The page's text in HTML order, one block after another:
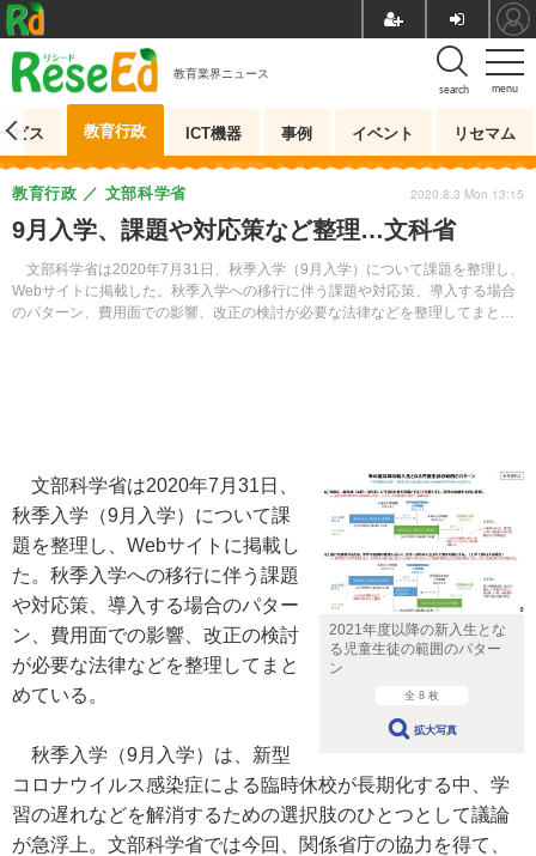
menu
search
教育業界ニュース
ビス 教育行政 ICT機器 事例 イベント リセマム
9月入学、課題や対応策など整理…文科省
文部科学省は2020年7月31日、秋季入学（9月入学）について課題を整理し、
Webサイトに掲載した。秋季入学への移行に伴う課題や対応策、導入する場合
のパターン、費用面での影響、改正の検討が必要な法律などを整理してまとめ
教育行政 文部科学省 2020.8.3 Mon 13:15
2021年度以降の新入生とな
る児童生徒の範囲のパター
ン
全 8 枚
拡大写真
文部科学省は2020年7月31日、
秋季入学（9月入学）について課
題を整理し、Webサイトに掲載し
た。秋季入学への移行に伴う課題
や対応策、導入する場合のパター
ン、費用面での影響、改正の検討
が必要な法律などを整理してまと
めている。
秋季入学（9月入学）は、新型
コロナウイルス感染症による臨時休校が長期化する中、学
習の遅れなどを解消するための選択肢のひとつとして議論
が急浮上。文部科学省では今回、関係省庁の協力を得て、